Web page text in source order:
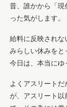
昔、誰かから「
った気がします。
給料に反映され
みらしい休みを
今日は、本当にゆ
よくアスリート
が、アスリート